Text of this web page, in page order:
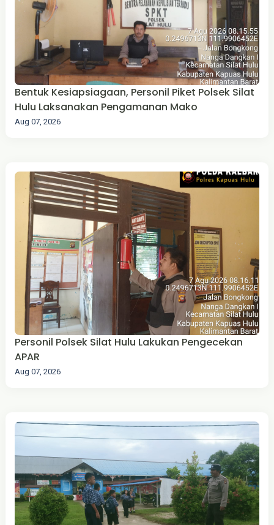
Bentuk Kesiapsiagaan, Personil Piket Polsek Silat
Hulu Laksanakan Pengamanan Mako
Aug 07, 2026
Personil Polsek Silat Hulu Lakukan Pengecekan
APAR
Aug 07, 2026